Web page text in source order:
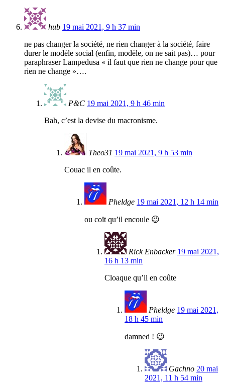
hub 19 mai 2021, 9 h 37 min
ne pas changer la société, ne rien changer à la société, faire
durer le modèle social (enfin, modèle, on ne sait pas)… pour
paraphraser Lampedusa « il faut que rien ne change pour que
rien ne change »….
P&C 19 mai 2021, 9 h 46 min
Bah, c’est la devise du macronisme.
Theo31 19 mai 2021, 9 h 53 min
Couac il en coûte.
Pheldge 19 mai 2021, 12 h 14 min
ou coït qu’il encoule 😉
Rick Enbacker 19 mai 2021,
16 h 13 min
Cloaque qu’il en coûte
Pheldge 19 mai 2021,
18 h 45 min
damned ! 😉
Gachno 20 mai
2021, 11 h 54 min